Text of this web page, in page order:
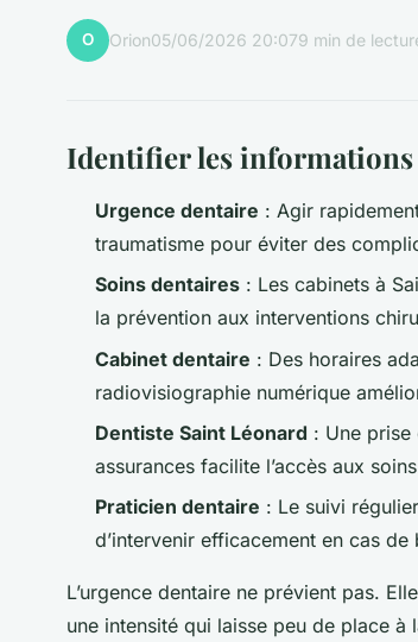
O Orion05/06/2026 20:079 min de
Identifier les informations
Urgence dentaire : Agir
traumatisme pour éviter des
Soins dentaires : Les cabinets à
la prévention aux interventions
Cabinet dentaire : Des horaires
radiovisiographie numérique
Dentiste Saint Léonard : Une prise
assurances facilite l’accès aux
Praticien dentaire : Le suivi
d’intervenir efficacement en cas de
L’urgence dentaire ne prévient pas.
une intensité qui laisse peu de place